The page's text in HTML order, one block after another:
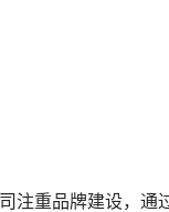
注重品牌建设，通